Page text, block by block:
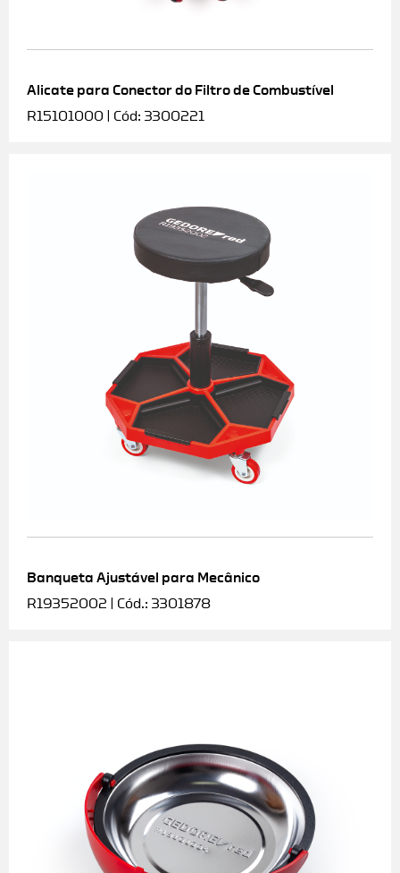
Alicate para Conector do Filtro de Combustível
R15101000 | Cód: 3300221
Banqueta Ajustável para Mecânico
R19352002 | Cód.: 3301878